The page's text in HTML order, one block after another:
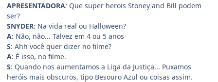
APRESENTADORA: Que super herois Stoney and Bill podem
ser?
SNYDER: Na vida real ou Halloween?
A: Não, não... Talvez em 4 ou 5 anos
S: Ahh você quer dizer no filme?
A: É isso, no filme.
S: Quando nos aumentamos a Liga da Justiça... Puxamos
heróis mais obscuros, tipo Besouro Azul ou coisas assim.